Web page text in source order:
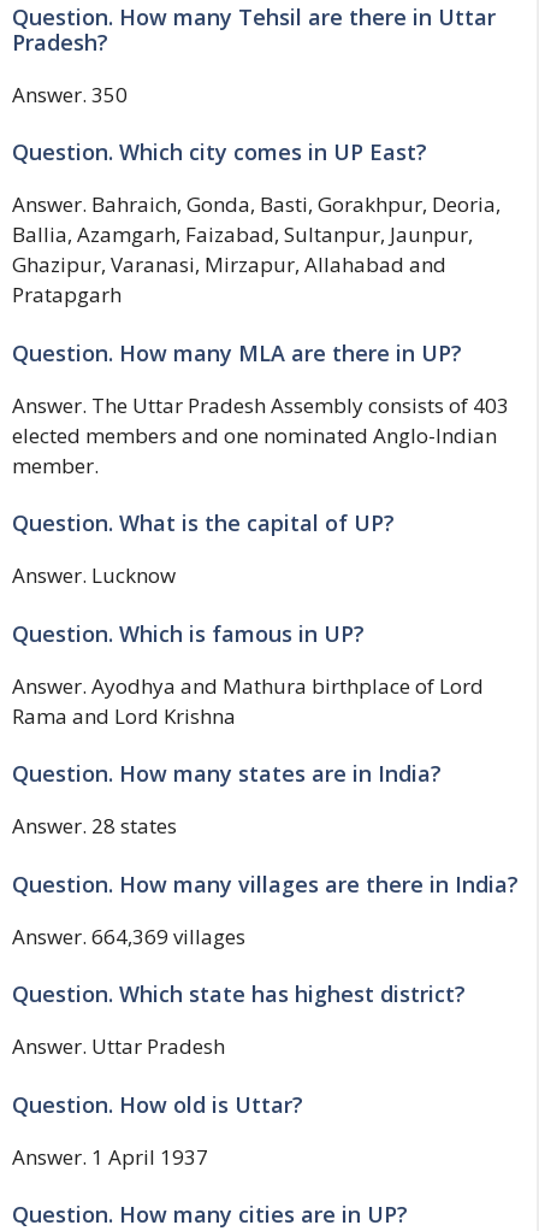
Question. How many Tehsil are there in Uttar
Pradesh?
Answer. 350
Question. Which city comes in UP East?
Answer. Bahraich, Gonda, Basti, Gorakhpur, Deoria,
Ballia, Azamgarh, Faizabad, Sultanpur, Jaunpur,
Ghazipur, Varanasi, Mirzapur, Allahabad and
Pratapgarh
Question. How many MLA are there in UP?
Answer. The Uttar Pradesh Assembly consists of 403
elected members and one nominated Anglo-Indian
member.
Question. What is the capital of UP?
Answer. Lucknow
Question. Which is famous in UP?
Answer. Ayodhya and Mathura birthplace of Lord
Rama and Lord Krishna
Question. How many states are in India?
Answer. 28 states
Question. How many villages are there in India?
Answer. 664,369 villages
Question. Which state has highest district?
Answer. Uttar Pradesh
Question. How old is Uttar?
Answer. 1 April 1937
Question. How many cities are in UP?